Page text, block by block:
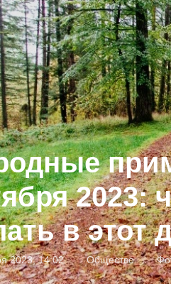
2023:
в этот
2023, 14:02 Общество